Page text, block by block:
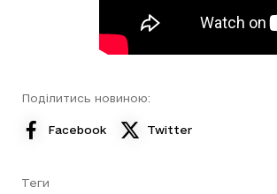
Поділитись новиною:
Facebook Twitter
Теги